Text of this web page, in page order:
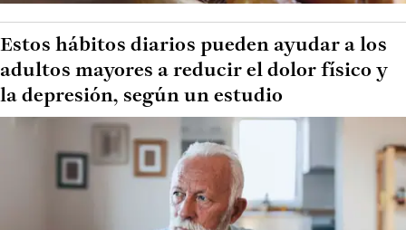
Estos hábitos diarios pueden ayudar a los
adultos mayores a reducir el dolor físico y
la depresión, según un estudio